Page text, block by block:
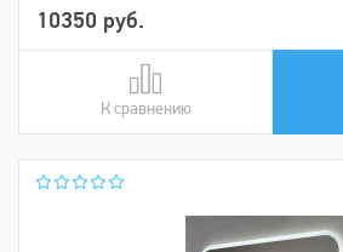
10350 руб.
К сравнению
В сравнении